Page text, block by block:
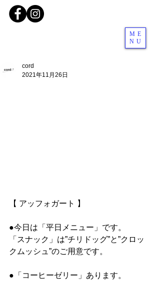
ME
NU
cord
2021年11月26日
【 アッフォガート 】
●今日は「平日メニュー」です。
「スナック」は”チリドッグ”と”クロッ
クムッシュ”のご用意です。
●「コーヒーゼリー」あります。